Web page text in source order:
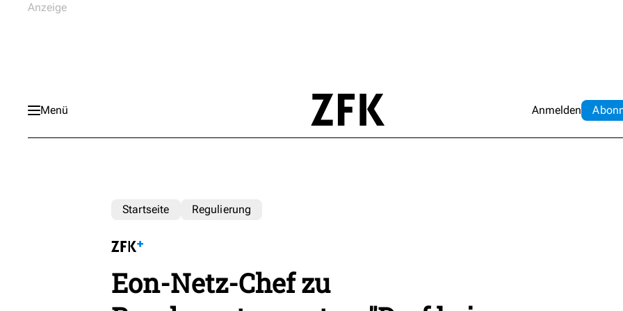
Menü Anmelden Abo
Startseite Regulierung
Eon-Netz-Chef zu